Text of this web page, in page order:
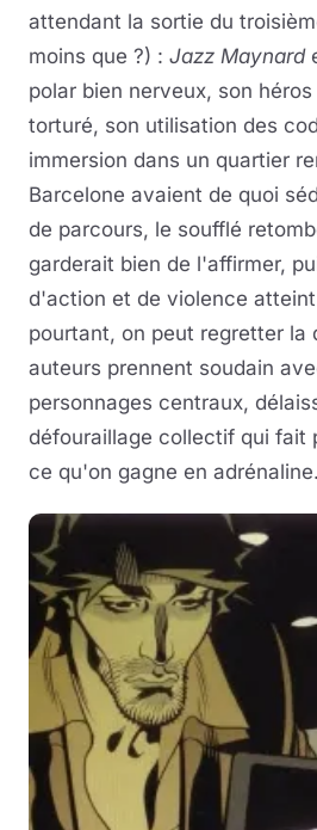
attendant la sortie du
moins que ?) : Jazz Maynard
polar bien nerveux, son
torturé, son utilisation des
immersion dans un quartier
Barcelone avaient de quoi
de parcours, le soufflé
garderait bien de l'affirmer,
d'action et de violence
pourtant, on peut regretter la
auteurs prennent soudain
personnages centraux,
défouraillage collectif qui fait
ce qu'on gagne en adrénaline.